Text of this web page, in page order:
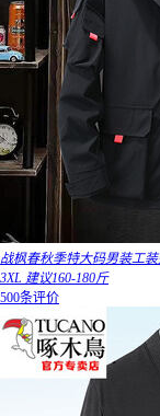
战枫春秋季特大码男装工
3XL 建议160-180斤
500条评价